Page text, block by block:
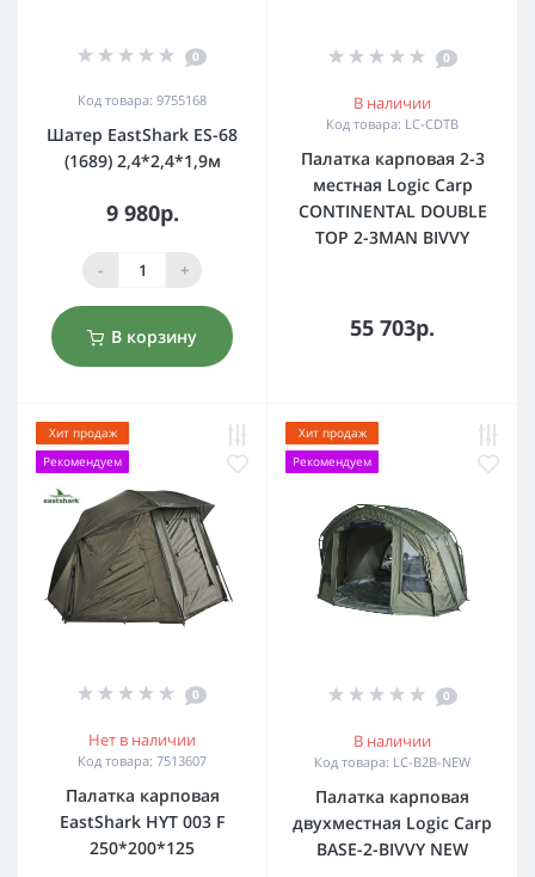
0
Код товара: 9755168
Шатер EastShark ES-68
(1689) 2,4*2,4*1,9м
9 980р.
- +
В корзину
0
В наличии
Код товара: LC-CDTB
Палатка карповая 2-3
местная Logic Carp
CONTINENTAL DOUBLE
TOP 2-3MAN BIVVY
55 703р.
Хит продаж
Рекомендуем
0
Нет в наличии
Код товара: 7513607
Палатка карповая
EastShark HYT 003 F
250*200*125
Хит продаж
Рекомендуем
0
В наличии
Код товара: LC-B2B-NEW
Палатка карповая
двухместная Logic Carp
BASE-2-BIVVY NEW